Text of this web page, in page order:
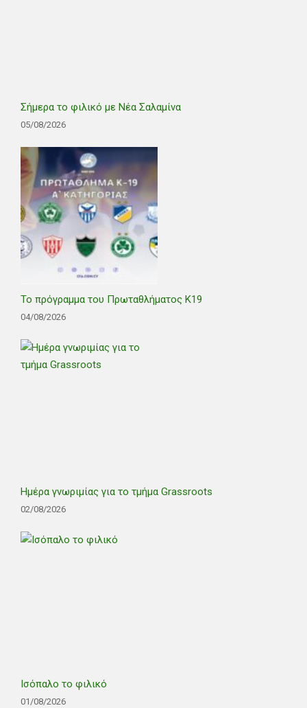
Σήμερα το φιλικό με Νέα Σαλαμίνα
05/08/2026
Το πρόγραμμα του Πρωταθλήματος Κ19
04/08/2026
Ημέρα γνωριμίας για το τμήμα Grassroots
02/08/2026
Ισόπαλο το φιλικό
01/08/2026